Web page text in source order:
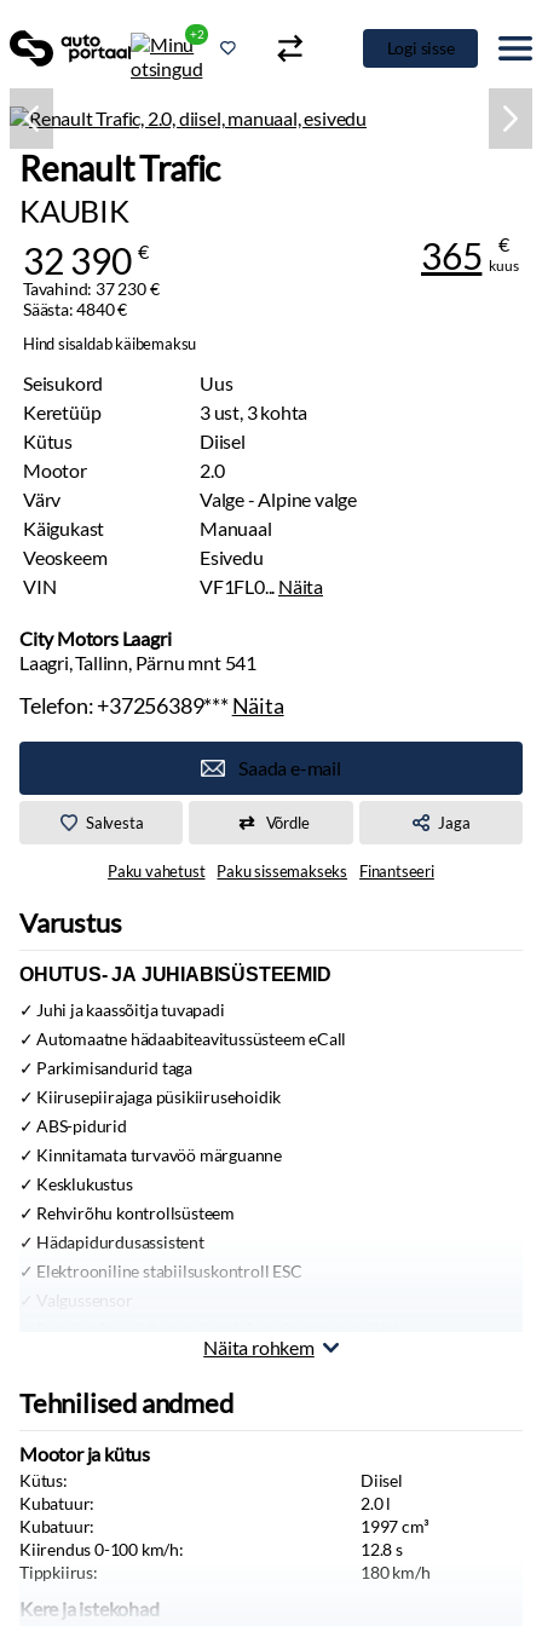
+2
Logi sisse
Renault Trafic
KAUBIK
32 390 €
Tavahind: 37 230 €
Säästa: 4840 €
365 €
kuus
Hind sisaldab käibemaksu
Seisukord
Uus
Keretüüp
3 ust, 3 kohta
Kütus
Diisel
Mootor
2.0
Värv
Valge - Alpine valge
Käigukast
Manuaal
Veoskeem
Esivedu
VIN
VF1FL0... Näita
City Motors Laagri
Laagri, Tallinn, Pärnu mnt 541
Telefon:+37256389***Näita
Saada e-mail
Salvesta Võrdle Jaga
Paku vahetust Paku sissemakseks Finantseeri
Varustus
OHUTUS- JA JUHIABISÜSTEEMID
Juhi ja kaassõitja tuvapadi
Automaatne hädaabiteavitussüsteem eCall
Parkimisandurid taga
Kiirusepiirajaga püsikiirusehoidik
ABS-pidurid
Kinnitamata turvavöö märguanne
Kesklukustus
Rehvirõhu kontrollsüsteem
Hädapidurdusassistent
Elektrooniline stabiilsuskontroll ESC
Valgussensor
Sõidukiiruse hoiatussüsteem koos liiklusmärkide
(OSP/TSR/ISA)
Sõiduraja hoidmise abisüsteem
Juhi väsimuse ja tähelepanu hoiatussüsteem
MUU VARUSTUS
Varuratas
Veefilter
Näita rohkem
Tehnilised andmed
Mootor ja kütus
Kütus:
Diisel
Kubatuur:
2.0l
Kubatuur:
1997cm³
Kiirendus 0-100 km/h:
12.8s
Tippkiirus:
180km/h
Kere ja istekohad